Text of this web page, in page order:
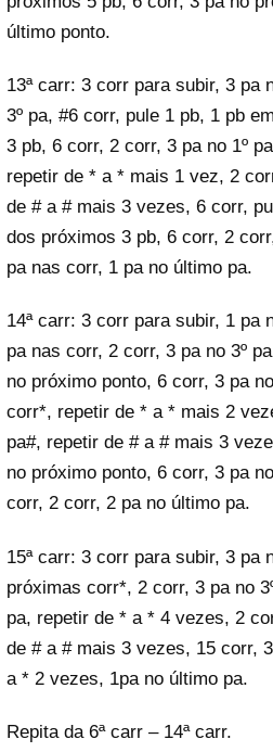
último ponto.
13ª carr: 3 corr para subir, 3 pa
3º pa, #6 corr, pule 1 pb, 1 pb
3 pb, 6 corr, 2 corr, 3 pa no 1º
repetir de * a * mais 1 vez, 2
de # a # mais 3 vezes, 6 corr,
dos próximos 3 pb, 6 corr, 2
pa nas corr, 1 pa no último pa.
14ª carr: 3 corr para subir, 1 pa
pa nas corr, 2 corr, 3 pa no 3º
no próximo ponto, 6 corr, 3 pa
corr*, repetir de * a * mais 2
pa#, repetir de # a # mais 3
no próximo ponto, 6 corr, 3 pa
corr, 2 corr, 2 pa no último pa.
15ª carr: 3 corr para subir, 3 pa
próximas corr*, 2 corr, 3 pa no
pa, repetir de * a * 4 vezes, 2
de # a # mais 3 vezes, 15 corr,
a * 2 vezes, 1pa no último pa.
Repita da 6ª carr – 14ª carr.